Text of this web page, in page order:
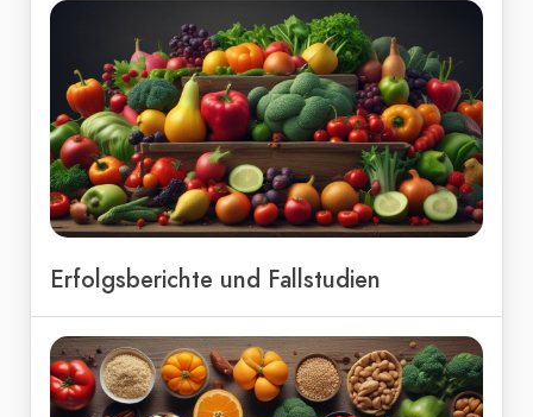
Erfolgsberichte und Fallstudien